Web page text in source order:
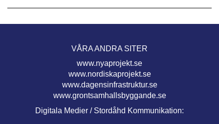
VÅRA ANDRA SITER
www.nyaprojekt.se
www.nordiskaprojekt.se
www.dagensinfrastruktur.se
www.grontsamhallsbyggande.se
Digitala Medier / Stordåhd Kommunikation: